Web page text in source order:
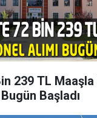
239 TL Maaşla
Başladı